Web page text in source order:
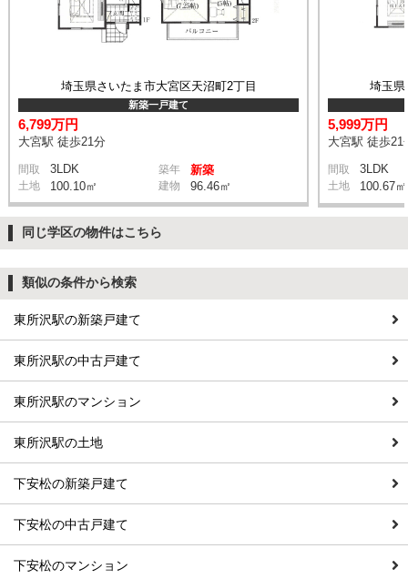
埼玉県さいたま市大宮区天沼町2丁目
新築一戸建て
6,799万円
大宮駅 徒歩21分
間取 3LDK 築年 新築
土地 100.10㎡ 建物 96.46㎡
埼玉県
5,999万円
大宮駅 徒歩21
間取 3LDK
土地 100.67㎡
同じ学区の物件はこちら
類似の条件から検索
東所沢駅の新築戸建て
東所沢駅の中古戸建て
東所沢駅のマンション
東所沢駅の土地
下安松の新築戸建て
下安松の中古戸建て
下安松のマンション